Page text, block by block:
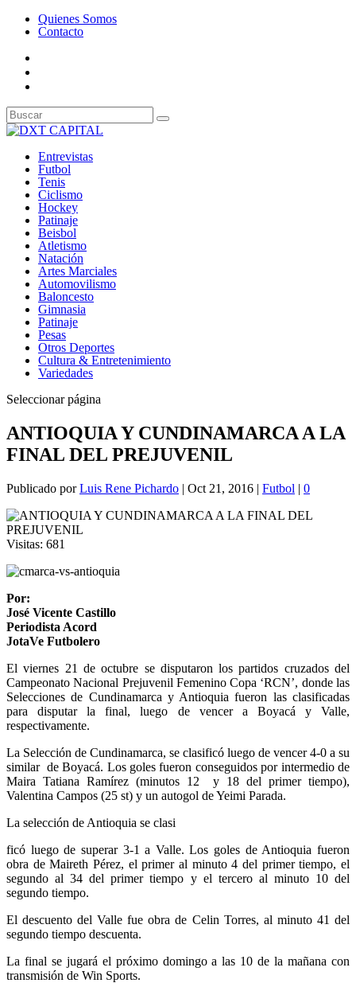
Quienes Somos
Contacto
Entrevistas
Futbol
Tenis
Ciclismo
Hockey
Patinaje
Beisbol
Atletismo
Natación
Artes Marciales
Automovilismo
Baloncesto
Gimnasia
Patinaje
Pesas
Otros Deportes
Cultura & Entretenimiento
Variedades
Seleccionar página
ANTIOQUIA Y CUNDINAMARCA A LA
FINAL DEL PREJUVENIL
Publicado porLuis Rene Pichardo | Oct 21, 2016 | Futbol | 0
Visitas: 681
Por:
José Vicente Castillo
Periodista Acord
JotaVe Futbolero
El viernes 21 de octubre se disputaron los partidos cruzados del
Campeonato Nacional Prejuvenil Femenino Copa ‘RCN’, donde las
Selecciones de Cundinamarca y Antioquia fueron las clasificadas
para disputar la final, luego de vencer a Boyacá y Valle,
respectivamente.
La Selección de Cundinamarca, se clasificó luego de vencer 4-0 a su
similar de Boyacá. Los goles fueron conseguidos por intermedio de
Maira Tatiana Ramírez (minutos 12 y 18 del primer tiempo),
Valentina Campos (25 st) y un autogol de Yeimi Parada.
La selección de Antioquia se clasi
ficó luego de superar 3-1 a Valle. Los goles de Antioquia fueron
obra de Maireth Pérez, el primer al minuto 4 del primer tiempo, el
segundo al 34 del primer tiempo y el tercero al minuto 10 del
segundo tiempo.
El descuento del Valle fue obra de Celin Torres, al minuto 41 del
segundo tiempo descuenta.
La final se jugará el próximo domingo a las 10 de la mañana con
transmisión de Win Sports.